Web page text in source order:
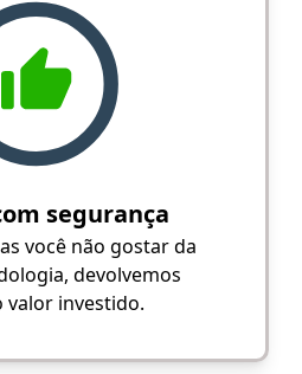
segurança
você não gostar da
devolvemos
valor investido.